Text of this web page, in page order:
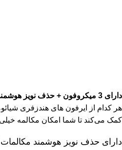
دارای 3 میکروفون + حذف نویز هوشمند
کمک می‌کند تا شما امکان مکالمه خیلی
دارای حذف نویز هوشمند